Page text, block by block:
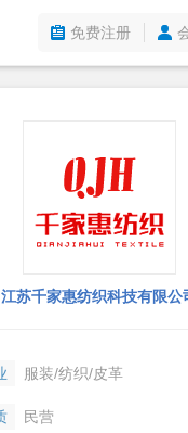
免费注册
江苏千家惠纺织科技有限公
服装/纺织/皮革
民营